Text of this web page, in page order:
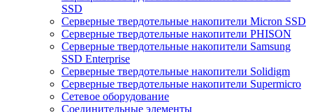
SSD
Cерверные твердотельные накопители Micron SSD
Cерверные твердотельные накопители PHISON
Cерверные твердотельные накопители Samsung
SSD Enterprise
Cерверные твердотельные накопители Solidigm
Cерверные твердотельные накопители Supermicro
Cетевое оборудование
Cоединительные элементы